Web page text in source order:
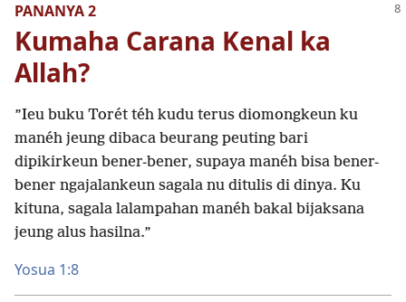
PANANYA 2
Kumaha Carana Kenal ka
Allah?
”Ieu buku Torét téh kudu terus diomongkeun ku
manéh jeung dibaca beurang peuting bari
dipikirkeun bener-bener, supaya manéh bisa bener-
bener ngajalankeun sagala nu ditulis di dinya. Ku
kituna, sagala lalampahan manéh bakal bijaksana
jeung alus hasilna.”
Yosua 1:8